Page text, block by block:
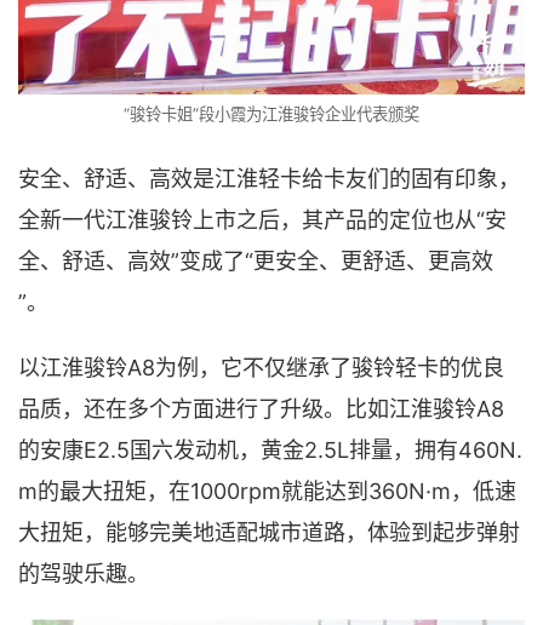
“骏铃卡姐”段小霞为江淮骏铃企业代表颁奖
安全、舒适、高效是江淮轻卡给卡友们的固有印象，
全新一代江淮骏铃上市之后，其产品的定位也从“安
全、舒适、高效”变成了“更安全、更舒适、更高效
”。
以江淮骏铃A8为例，它不仅继承了骏铃轻卡的优良
品质，还在多个方面进行了升级。比如江淮骏铃A8
的安康E2.5国六发动机，黄金2.5L排量，拥有460N.
m的最大扭矩，在1000rpm就能达到360N·m，低速
大扭矩，能够完美地适配城市道路，体验到起步弹射
的驾驶乐趣。